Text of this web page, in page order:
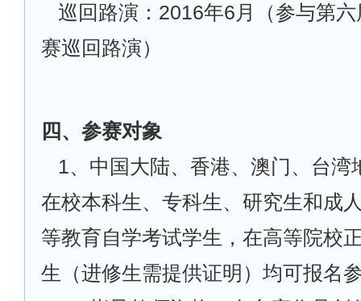
巡回路演：2016年6月（参与第
赛巡回路演）
四、参赛对象
1、中国大陆、香港、澳门、台湾
在校本科生、专科生、研究生和成
等教育自学考试学生，在高等院校
生（进修生需提供证明）均可报名